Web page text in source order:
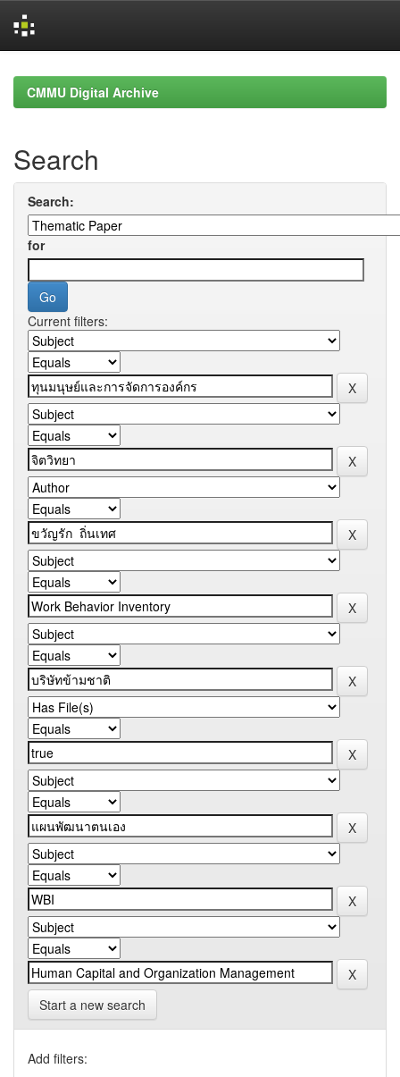
navigationCMMU Digital Archive
Search
Search:
for
Current filters:
Start a new search
Add filters: